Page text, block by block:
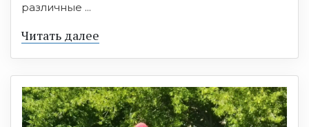
различные ...
Читать далее